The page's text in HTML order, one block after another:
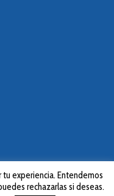
Valenciana.
experiencia. Entendemos
rechazarlas si deseas.